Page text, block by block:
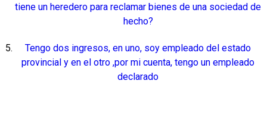
tiene un heredero para reclamar bienes de una sociedad de
hecho?
Tengo dos ingresos, en uno, soy empleado del estado
provincial y en el otro ,por mi cuenta, tengo un empleado
declarado